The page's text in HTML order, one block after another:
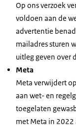
Op ons verzoek
voldoen aan de
advertentie
mailadres sturen
uitleg geven over
Meta
Meta verwijdert
aan wet- en
toegelaten
met Meta in 2022